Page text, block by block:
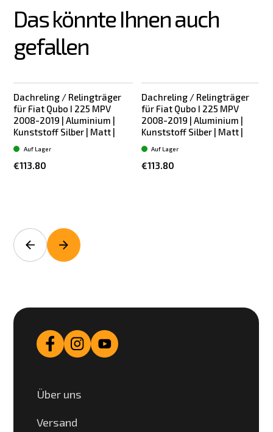
Das könnte Ihnen auch
gefallen
Dachreling / Relingträger
für Fiat Qubo I 225 MPV
2008-2019 | Aluminium |
Kunststoff Silber | Matt |
€113.80
Auf Lager
Dachreling / Relingträger
für Fiat Qubo I 225 MPV
2008-2019 | Aluminium |
Kunststoff Silber | Matt |
€113.80
Auf Lager
Über uns
Versand